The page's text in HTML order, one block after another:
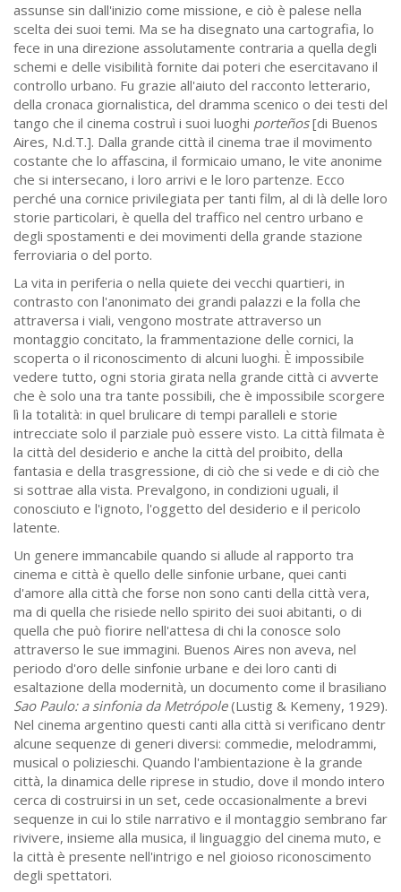
assunse sin dall'inizio come missione, e ciò è palese nella
scelta dei suoi temi. Ma se ha disegnato una cartografia, lo
fece in una direzione assolutamente contraria a quella degli
schemi e delle visibilità fornite dai poteri che esercitavano il
controllo urbano. Fu grazie all'aiuto del racconto letterario,
della cronaca giornalistica, del dramma scenico o dei testi del
tango che il cinema costruì i suoi luoghi porteños[di Buenos
Aires, N.d.T.]. Dalla grande città il cinema trae il movimento
costante che lo affascina, il formicaio umano, le vite anonime
che si intersecano, i loro arrivi e le loro partenze. Ecco
perché una cornice privilegiata per tanti film, al di là delle loro
storie particolari, è quella del traffico nel centro urbano e
degli spostamenti e dei movimenti della grande stazione
ferroviaria o del porto.
La vita in periferia o nella quiete dei vecchi quartieri, in
contrasto con l'anonimato dei grandi palazzi e la folla che
attraversa i viali, vengono mostrate attraverso un
montaggio concitato, la frammentazione delle cornici, la
scoperta o il riconoscimento di alcuni luoghi. È impossibile
vedere tutto, ogni storia girata nella grande città ci avverte
che è solo una tra tante possibili, che è impossibile scorgere
lì la totalità: in quel brulicare di tempi paralleli e storie
intrecciate solo il parziale può essere visto. La città filmata è
la città del desiderio e anche la città del proibito, della
fantasia e della trasgressione, di ciò che si vede e di ciò che
si sottrae alla vista. Prevalgono, in condizioni uguali, il
conosciuto e l'ignoto, l'oggetto del desiderio e il pericolo
latente.
Un genere immancabile quando si allude al rapporto tra
cinema e città è quello delle sinfonie urbane, quei canti
d'amore alla città che forse non sono canti della città vera,
ma di quella che risiede nello spirito dei suoi abitanti, o di
quella che può fiorire nell'attesa di chi la conosce solo
attraverso le sue immagini. Buenos Aires non aveva, nel
periodo d'oro delle sinfonie urbane e dei loro canti di
esaltazione della modernità, un documento come il brasiliano
Sao Paulo: a sinfonia da Metrópole(Lustig & Kemeny, 1929).
Nel cinema argentino questi canti alla città si verificano dentr
alcune sequenze di generi diversi: commedie, melodrammi,
musical o polizieschi. Quando l'ambientazione è la grande
città, la dinamica delle riprese in studio, dove il mondo intero
cerca di costruirsi in un set, cede occasionalmente a brevi
sequenze in cui lo stile narrativo e il montaggio sembrano far
rivivere, insieme alla musica, il linguaggio del cinema muto, e
la città è presente nell'intrigo e nel gioioso riconoscimento
degli spettatori.